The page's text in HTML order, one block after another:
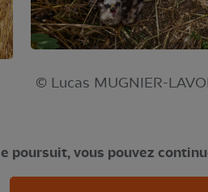
© Lucas MUGNIER-
poursuit, vous pouvez